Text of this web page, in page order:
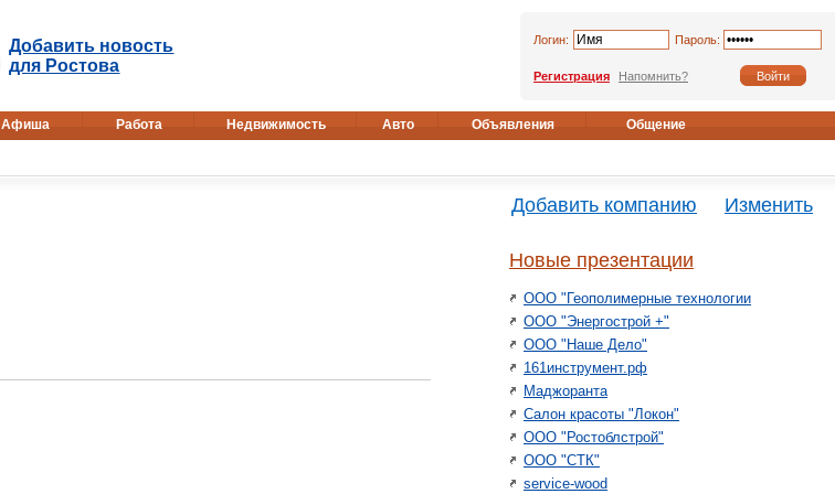
Добавить новость
для Ростова
Логин: Пароль:
Регистрация Напомнить?
Афиша Работа Недвижимость Авто Объявления Общение
Добавить компанию Изменить
Новые презентации
ООО "Геополимерные технологии
ООО "Энергострой +"
ООО "Наше Дело"
161инструмент.рф
Маджоранта
Салон красоты "Локон"
ООО "Ростоблстрой"
ООО "СТК"
service-wood